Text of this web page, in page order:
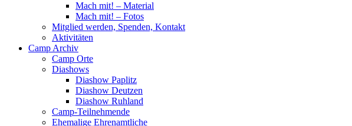
Mach mit! – Material
Mach mit! – Fotos
Mitglied werden, Spenden, Kontakt
Aktivitäten
Camp Archiv
Camp Orte
Diashows
Diashow Paplitz
Diashow Deutzen
Diashow Ruhland
Camp-Teilnehmende
Ehemalige Ehrenamtliche